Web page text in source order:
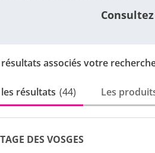
résultats associés votre
résultats 44 Les
DES VOSGES